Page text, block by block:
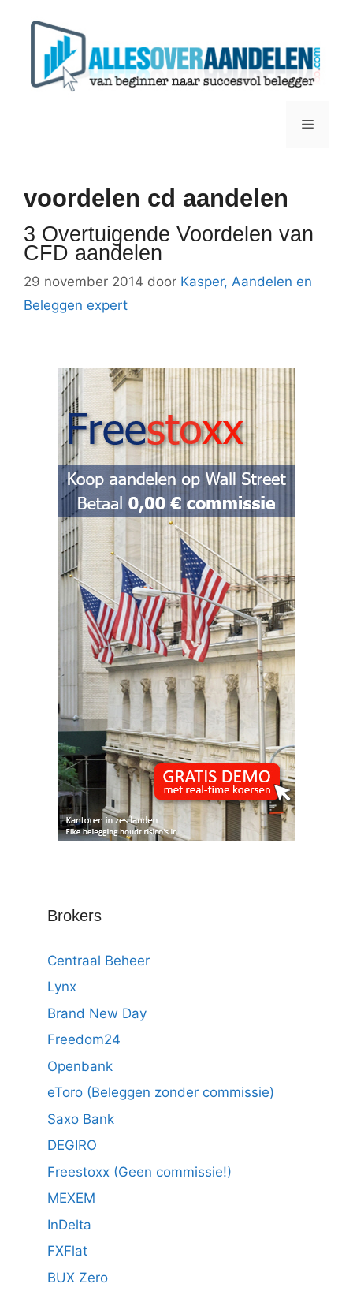
Menu
voordelen cd aandelen
3 Overtuigende Voordelen van
CFD aandelen
29 november 2014 door Kasper, Aandelen en
Beleggen expert
Brokers
Centraal Beheer
Lynx
Brand New Day
Freedom24
Openbank
eToro (Beleggen zonder commissie)
Saxo Bank
DEGIRO
Freestoxx (Geen commissie!)
MEXEM
InDelta
FXFlat
BUX Zero